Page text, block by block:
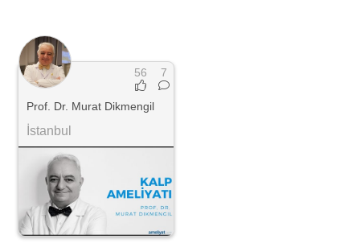
56 7
Prof. Dr. Murat Dikmengil
İstanbul